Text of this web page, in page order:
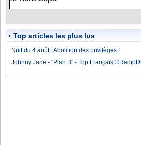
Top articles les plus lus
Nuit du 4 août : Abolition des privilèges !
Johnny Jane - "Plan B" - Top Français